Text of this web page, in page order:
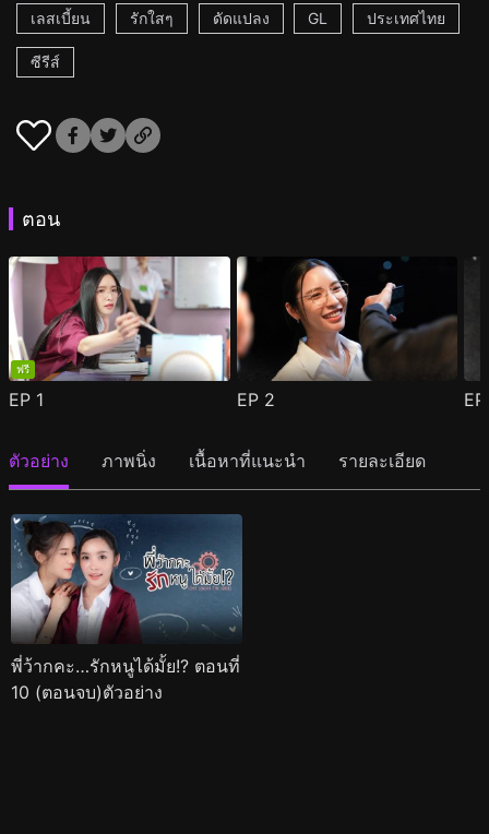
เลสเบี้ยน
รักใสๆ ดัดแปลง GL ประเทศไทย
ซีรีส์
ตอน
ฟรี
EP 1 EP 2
ตัวอย่าง ภาพนิ่ง เนื้อหาที่แนะนำ รายละเอียด
พี่ว้ากคะ…รักหนูได้มั้ย!? ตอนที่
10 (ตอนจบ)ตัวอย่าง